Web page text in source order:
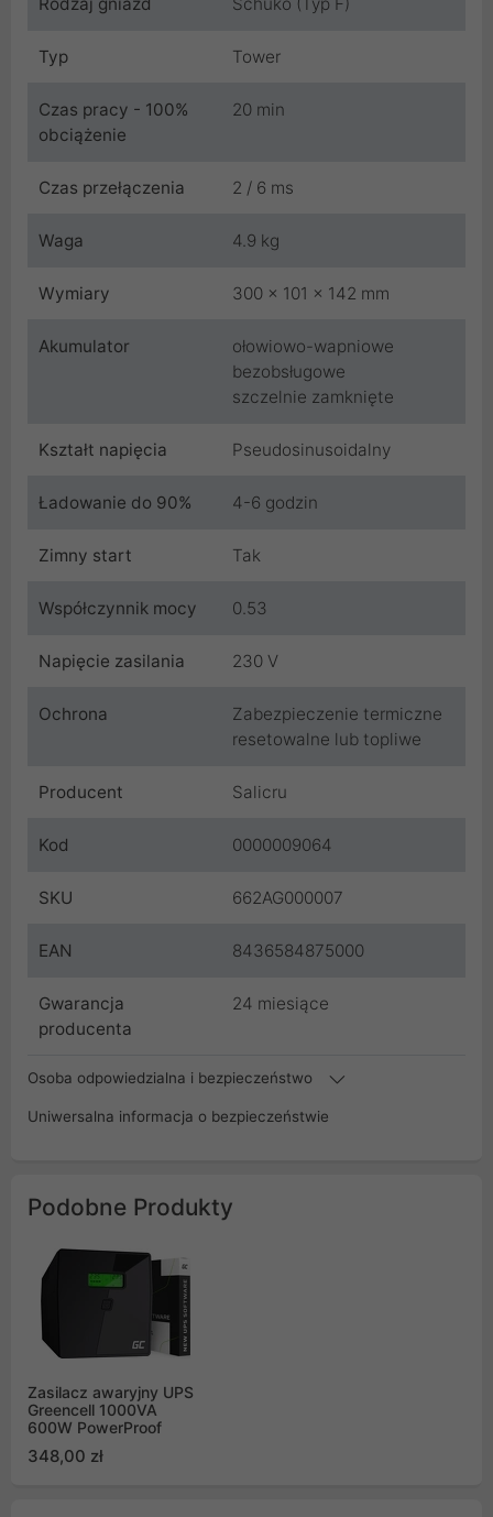
Rodzaj gniazd Schuko (Typ F)
Typ Tower
Czas pracy - 100%
obciążenie
20 min
Czas przełączenia 2 / 6 ms
Waga 4.9 kg
Wymiary 300 x 101 x 142 mm
Akumulator
ołowiowo-wapniowe
bezobsługowe
szczelnie zamknięte
Kształt napięcia Pseudosinusoidalny
Ładowanie do 90% 4-6 godzin
Zimny start Tak
Współczynnik mocy 0.53
Napięcie zasilania 230 V
Ochrona
Zabezpieczenie termiczne
resetowalne lub topliwe
Producent Salicru
Kod 0000009064
SKU 662AG000007
EAN 8436584875000
Gwarancja
producenta
24 miesiące
Osoba odpowiedzialna i bezpieczeństwo
Uniwersalna informacja o bezpieczeństwie
Podobne Produkty
Zasilacz awaryjny UPS
Greencell 1000VA
600W PowerProof
348,00 zł